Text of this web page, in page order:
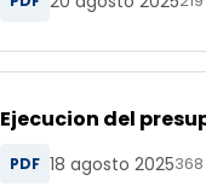
Ejecucion del
PDF 18 agosto 2025368